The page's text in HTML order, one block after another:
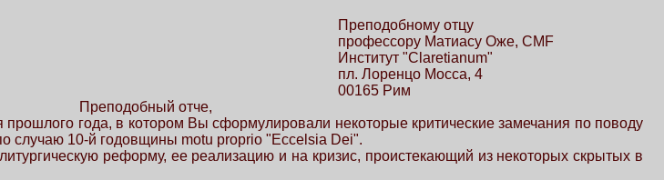
Преподобному отцу
профессору Матиасу Оже, CMF
Институт "Claretianum"
пл. Лоренцо Мосса, 4
00165 Рим
Преподобный отче,
года, в котором Вы сформулировали некоторые критические замечания по поводу
случаю 10-й годовщины motu proprio "Eccelsia Dei".
реформу, ее реализацию и на кризис, проистекающий из некоторых скрытых в